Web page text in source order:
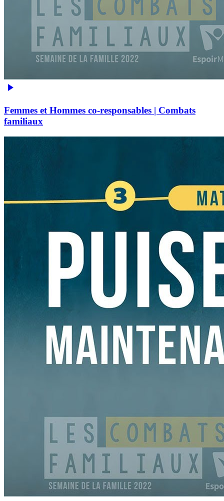
Femmes et Hommes co-responsables | Combats
familiaux